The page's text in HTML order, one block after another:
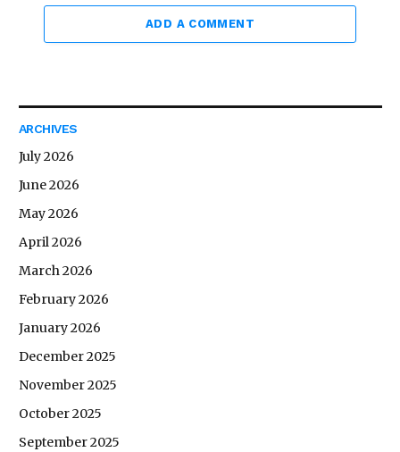
ADD A COMMENT
ARCHIVES
July 2026
June 2026
May 2026
April 2026
March 2026
February 2026
January 2026
December 2025
November 2025
October 2025
September 2025